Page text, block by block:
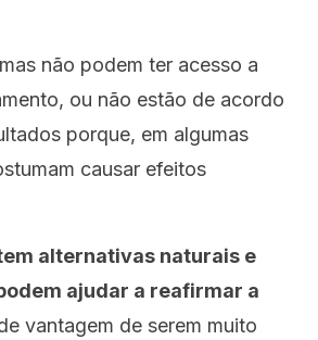
não podem ter acesso a
ou não estão de acordo
porque, em algumas
causar efeitos
alternativas naturais e
ajudar a reafirmar a
vantagem de serem muito